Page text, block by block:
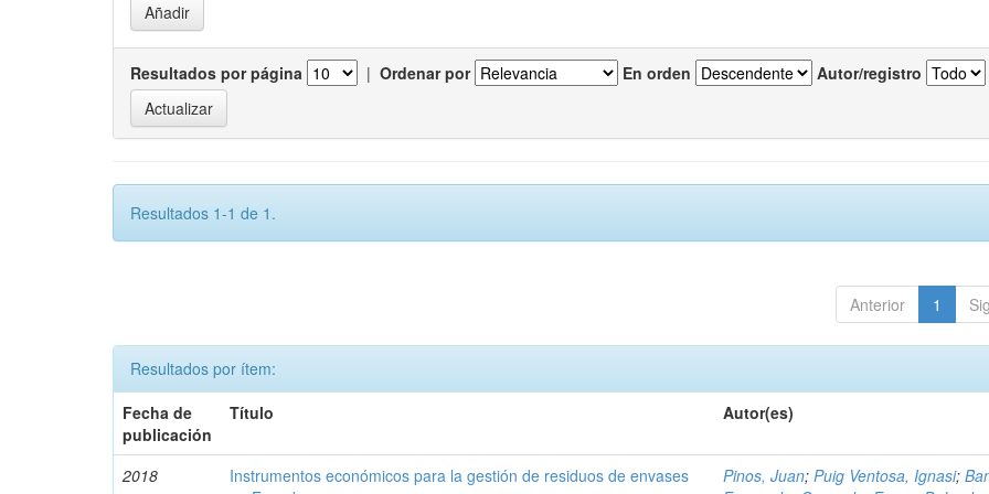
Resultados por página | Ordenar por En orden Autor/registro
Resultados 1-1 de 1.
Anterior 1
Resultados por ítem:
Fecha de
publicación
Título Autor(es)
2018
Instrumentos económicos para la gestión de residuos de envases
Pinos, Juan;Puig Ventosa, Ignasi;